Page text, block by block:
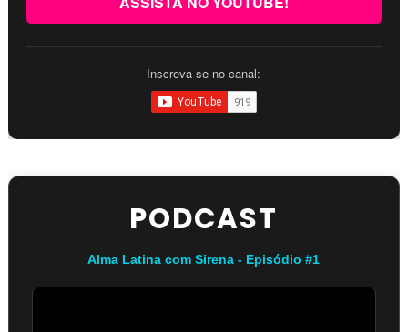
Inscreva-se no canal:
PODCAST
Alma Latina com Sirena - Episódio #1